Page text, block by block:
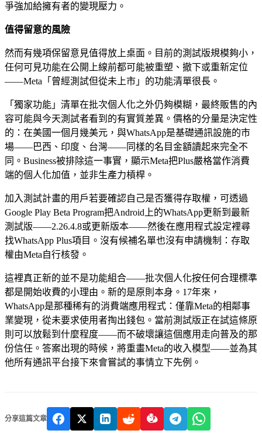
爭強加給擁有者的變現壓力。
值得留意的風險
然而有幾項保留意見值得放上桌面。目前的測試版規模夠小，
任何可見功能在公開上線前都可能被重塑、撤下或重新定位
——Meta「曾經測試但從未上市」的功能清單很長。
「獨家功能」清單在批次個人化之外仍夠模糊，最終販售的內
容可能與今天測試者看到的有實質差異。價格的分量是決定性
的：在美國一個月幾美元，與WhatsApp是基礎通訊設施的市
場——巴西、印度、台灣——同樣的名目金額讀起來完全不
同。Business被排除這一事實，顯示Meta把Plus嚴格當作消費
端的個人化加值，並非生產力槓桿。
加入測試計畫的用戶若要確認自己是否獲得存取權，可透過
Google Play Beta Program把Android上的WhatsApp更新到最新
測試版——2.26.4.8或更新版本——然後在應用程式設定裡尋
找WhatsApp Plus項目。沒有候補名單也沒有申請機制：存取
權由Meta自行核發。
這裡真正新的並不是功能組合——批次個人化按任何合理標準
都是開始收費的小理由。新的是原則本身。17年來，
WhatsApp是那種稀有的消費端應用程式：僅靠Meta的相鄰事
業變現，從未要求使用者掏出錢包。當前測試版正在試這條原
則可以放鬆到什麼程度——而不破壞讓這個應用走向普及的那
份信任。答案出現的時候，將重畫Meta的收入模型——並為其
他所有通訊平台接下來會嘗試的事情立下先例。
分享這篇文章